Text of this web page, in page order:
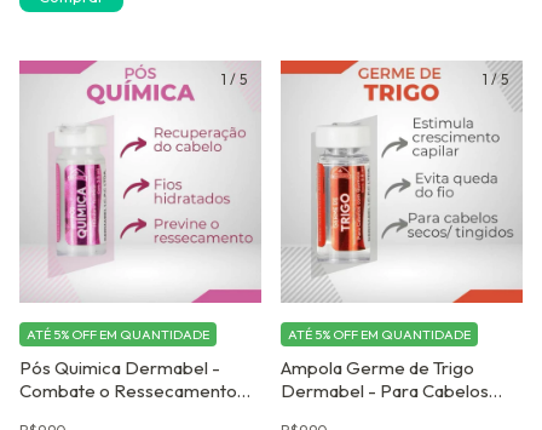
1 / 5
Pós Quimica Dermabel -
Combate o Ressecamento
ATÉ 5% OFF EM QUANTIDADE
1 /5
Ampola Germe de Trigo
Dermabel - Para Cabelos
ATÉ 5% OFF EM QUANTIDADE